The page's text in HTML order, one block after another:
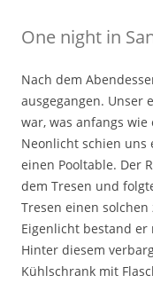
One night in
Nach dem
ausgegangen. Unser
war, was anfangs
Neonlicht schien uns
einen Pooltable. Der
dem Tresen und
Tresen einen
Eigenlicht bestand
Hinter diesem
Kühlschrank mit